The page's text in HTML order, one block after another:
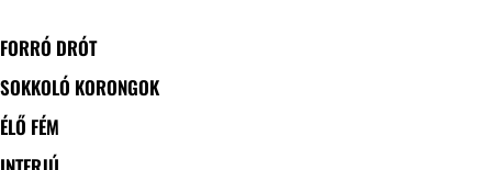
FORRÓ DRÓT
SOKKOLÓ KORONGOK
ÉLŐ FÉM